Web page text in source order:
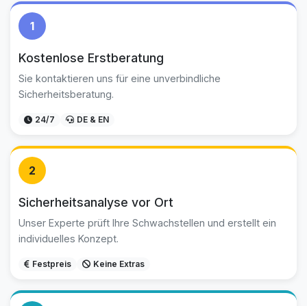
1
Kostenlose Erstberatung
Sie kontaktieren uns für eine unverbindliche
Sicherheitsberatung.
24/7 DE & EN
2
Sicherheitsanalyse vor Ort
Unser Experte prüft Ihre Schwachstellen und erstellt ein
individuelles Konzept.
Festpreis Keine Extras